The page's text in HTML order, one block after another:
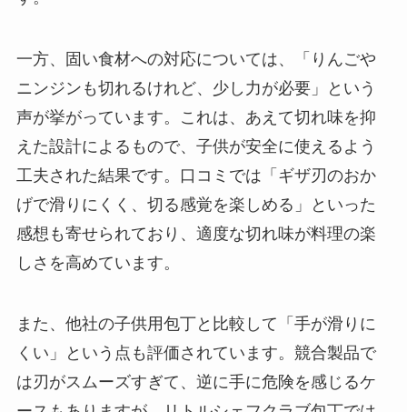
一方、固い食材への対応については、「りんごや
ニンジンも切れるけれど、少し力が必要」という
声が挙がっています。これは、あえて切れ味を抑
えた設計によるもので、子供が安全に使えるよう
工夫された結果です。口コミでは「ギザ刃のおか
げで滑りにくく、切る感覚を楽しめる」といった
感想も寄せられており、適度な切れ味が料理の楽
しさを高めています。
また、他社の子供用包丁と比較して「手が滑りに
くい」という点も評価されています。競合製品で
は刃がスムーズすぎて、逆に手に危険を感じるケ